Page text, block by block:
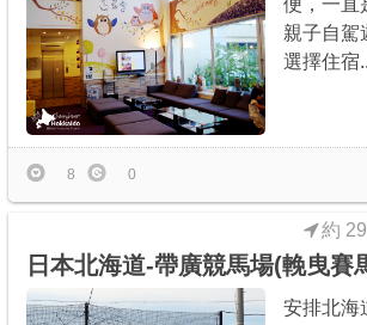
便，一直
親子自駕
選擇住宿
8 0
約
日本北海道-帶廣競馬場(輓曳賽
安排北海